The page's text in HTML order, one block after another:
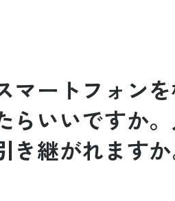
マートフォン
らいいですか
継がれますか